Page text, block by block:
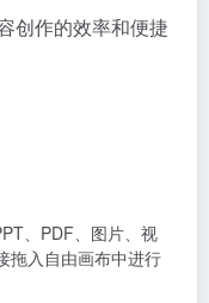
创作的效率和便捷
、PDF、图片、视
拖入自由画布中进行